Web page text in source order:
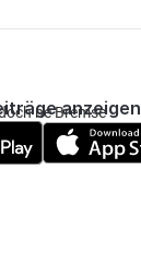
ne Bremse
anzeigen